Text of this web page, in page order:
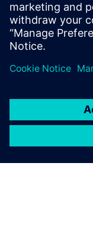
izrađen za IT/OT
Saznajte više